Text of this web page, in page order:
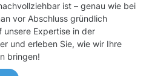
ist – genau wie bei
vor Abschluss gründlich
unsere Expertise in der
und erleben Sie, wie wir Ihre
bringen!